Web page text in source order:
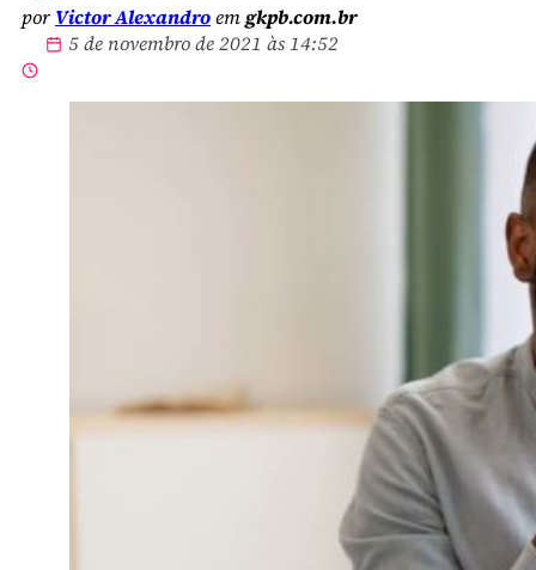
por Victor Alexandroemgkpb.com.br
5 de novembro de 2021 às 14:52